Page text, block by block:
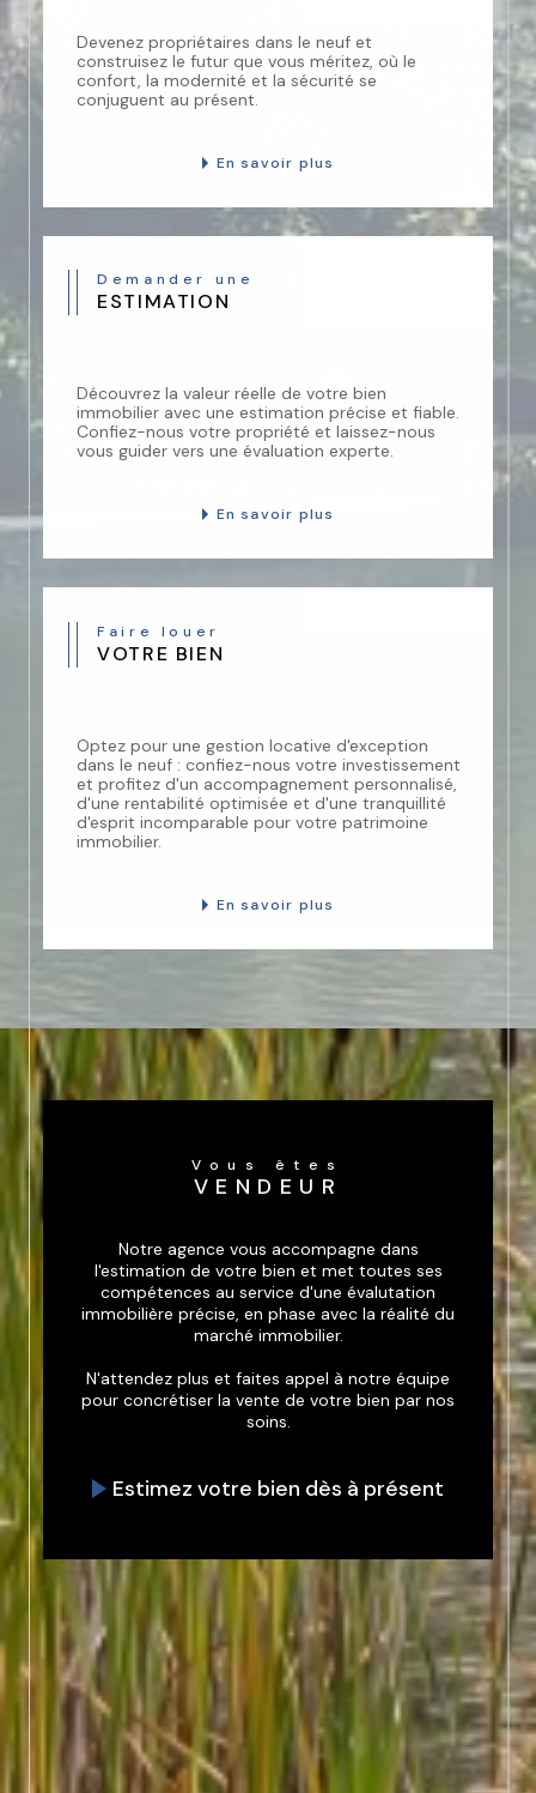
Devenez propriétaires dans le neuf et
construisez le futur que vous méritez, où le
confort, la modernité et la sécurité se
conjuguent au présent.
En savoir plus
Demander une
ESTIMATION
Découvrez la valeur réelle de votre bien
immobilier avec une estimation précise et fiable.
Confiez-nous votre propriété et laissez-nous
vous guider vers une évaluation experte.
En savoir plus
Faire louer
VOTRE BIEN
Optez pour une gestion locative d'exception
dans le neuf : confiez-nous votre investissement
et profitez d'un accompagnement personnalisé,
d'une rentabilité optimisée et d'une tranquillité
d'esprit incomparable pour votre patrimoine
immobilier.
En savoir plus
Vous êtes
VENDEUR
Notre agence vous accompagne dans
l'estimation de votre bien et met toutes ses
compétences au service d'une évalutation
immobilière précise, en phase avec la réalité du
marché immobilier.
N'attendez plus et faites appel à notre équipe
pour concrétiser la vente de votre bien par nos
soins.
Estimez votre bien dès à présent